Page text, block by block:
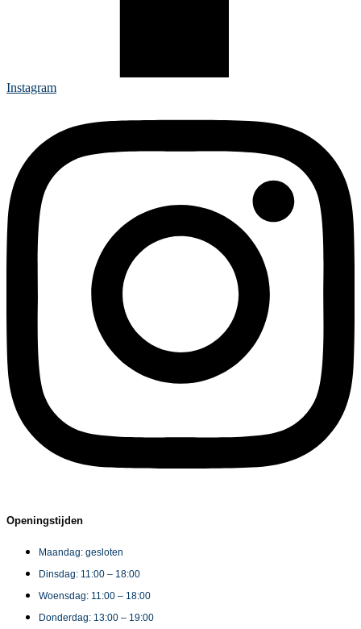
Instagram
Openingstijden
Maandag: gesloten
Dinsdag: 11:00 – 18:00
Woensdag: 11:00 – 18:00
Donderdag: 13:00 – 19:00